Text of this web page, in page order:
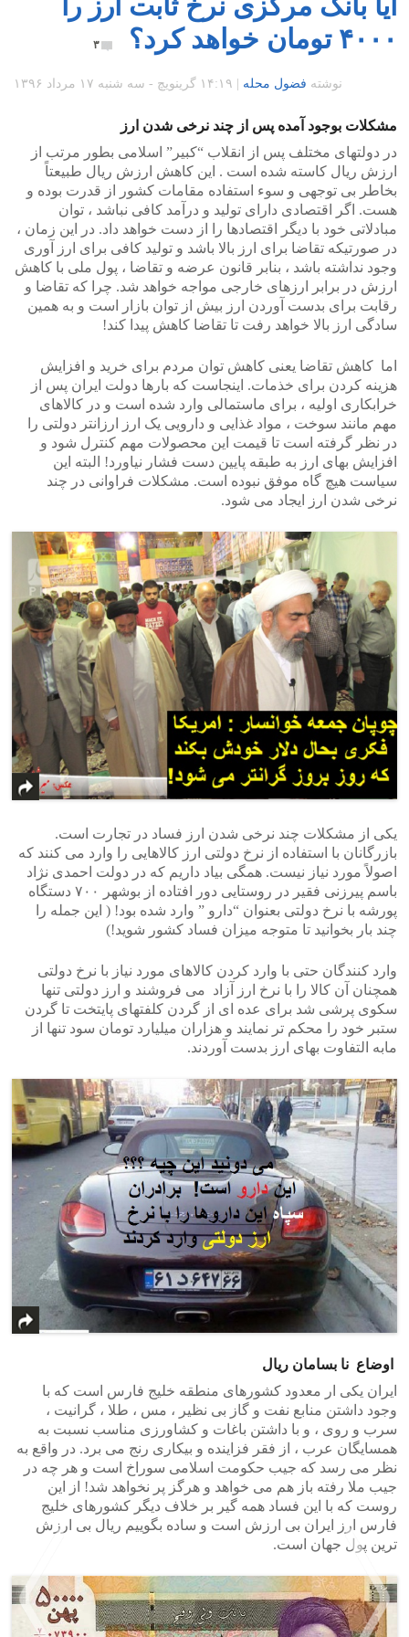
۴۰۰۰ تومان خواهد کرد؟
۳
نوشته فضول محله ۱۴:۱۹ گرينويچ - سه شنبه ۱۷ مرداد ۱۳۹۶
مشکلات بوجود آمده پس از چند نرخی شدن ارز
در دولتهای مختلف پس از انقلاب “کبیر” اسلامی بطور مرتب از
ارزش ریال کاسته شده است . این کاهش ارزش ریال طبیعتاً
بخاطر بی توجهی و سوء استفاده مقامات کشور از قدرت بوده و
هست. اگر اقتصادی دارای تولید و درآمد کافی نباشد ، توان
مبادلاتی خود با دیگر اقتصادها را از دست خواهد داد. در این زمان ،
در صورتیکه تقاضا برای ارز بالا باشد و تولید کافی برای ارز آوری
وجود نداشته باشد ، بنابر قانون عرضه و تقاضا ، پول ملی با کاهش
ارزش در برابر ارزهای خارجی مواجه خواهد شد. چرا که تقاضا و
رقابت برای بدست آوردن ارز بیش از توان بازار است و به همین
سادگی ارز بالا خواهد رفت تا تقاضا کاهش پیدا کند!
اما کاهش تقاضا یعنی کاهش توان مردم برای خرید و افزایش
هزینه کردن برای خذمات. اینجاست که بارها دولت ایران پس از
خرابکاری اولیه ، برای ماستمالی وارد شده است و در کالاهای
مهم مانند سوخت ، مواد غذایی و دارویی یک ارز ارزانتر دولتی را
در نظر گرفته است تا قیمت این محصولات مهم کنترل شود و
افزایش بهای ارز به طبقه پایین دست فشار نیاورد! البته این
سیاست هیچ گاه موفق نبوده است. مشکلات فراوانی در چند
نرخی شدن ارز ایجاد می شود.
یکی از مشکلات چند نرخی شدن ارز فساد در تجارت است.
بازرگانان با استفاده از نرخ دولتی ارز کالاهایی را وارد می کنند که
اصولاً مورد نیاز نیست. همگی بیاد داریم که در دولت احمدی نژاد
باسم پیرزنی فقیر در روستایی دور افتاده از بوشهر ۷۰۰ دستگاه
پورشه با نرخ دولتی بعنوان “دارو ” وارد شده بود! ( این جمله را
چند بار بخوانید تا متوجه میزان فساد کشور شوید!)
وارد کنندگان حتی با وارد کردن کالاهای مورد نیاز با نرخ دولتی
همچنان آن کالا را با نرخ ارز آزاد می فروشند و ارز دولتی تنها
سکوی پرشی شد برای عده ای از گردن کلفتهای پایتخت تا گردن
ستبر خود را محکم تر نمایند و هزاران میلیارد تومان سود تنها از
مابه التفاوت بهای ارز بدست آوردند.
اوضاع نا بسامان ریال
ایران یکی ار معدود کشورهای منطقه خلیج فارس است که با
وجود داشتن منابع نفت و گاز بی نظیر ، مس ، طلا ، گرانیت ،
سرب و روی ، و با داشتن باغات و کشاورزی مناسب نسبت به
همسایگان عرب ، از فقر فزاینده و بیکاری رنج می برد. در واقع به
نظر می رسد که جیب حکومت اسلامی سوراخ است و هر چه در
جیب ملا رفته باز هم می خواهد و هرگز پر نخواهد شد! از این
روست که با این فساد همه گیر بر خلاف دیگر کشورهای خلیج
فارس ارز ایران بی ارزش است و ساده بگوییم ریال بی ارزش
ترین پول جهان است.